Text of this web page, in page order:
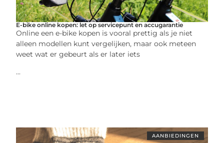
E-bike online kopen: let op servicepunt en accugarantie
Online een e-bike kopen is vooral prettig als je niet
alleen modellen kunt vergelijken, maar ook meteen
weet wat er gebeurt als er later iets
...
AANBIEDINGEN